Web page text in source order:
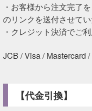
・お客様から注文完了
のリンクを送付させてい
・クレジット決済でご
JCB / Visa / Mastercard
【代金引換】